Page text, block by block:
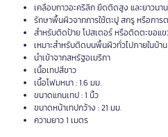
เคลือบกาวอะคริลิก ยึดติดสูง และยาวนาน
รักษาพื้นผิวจากการใช้ตะปู สกรู หรือกา
สำหรับติดป้าย โปสเตอร์ หรือติดตะขอแ
เหมาะสำหรับติดบนพื้นผิวทั่วไปภายในบ้า
นำเข้าจากสหรัฐอเมริกา
เนื้อเทปสีขาว
เนื้อโฟมหนา : 1.6 มม.
ขนาดแกนเทป : 1 นิ้ว
ขนาดหน้าเทปกว้าง : 21 มม.
ความยาว 1 เมตร